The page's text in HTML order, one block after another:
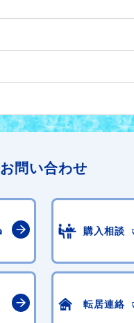
お問い合わせ
購入相談
転居連絡